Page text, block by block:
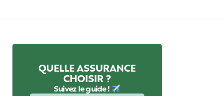
QUELLE ASSURANCE
CHOISIR ?
Suivez le guide !